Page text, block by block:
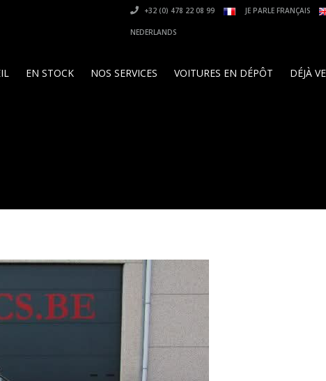
+32 (0) 478 22 08 99 JE PARLE FRANÇAIS
NEDERLANDS
EN STOCK NOS SERVICES VOITURES EN DÉPÔT DÉJÀ